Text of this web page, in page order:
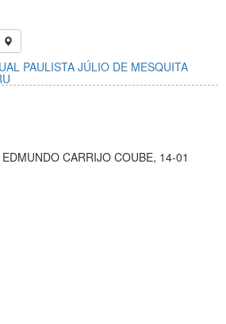
PAULISTA JÚLIO DE MESQUITA
CARRIJO COUBE, 14-01